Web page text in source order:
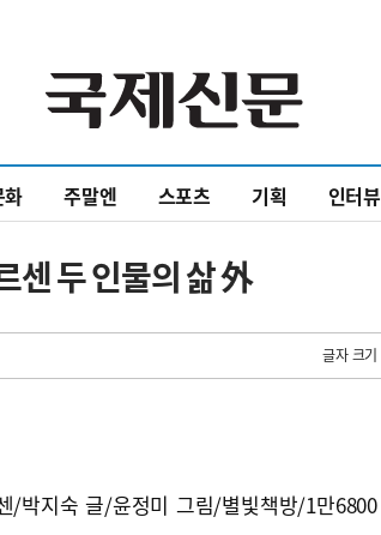
화 주말엔 스포츠 기획 인터뷰
센 두 인물의 삶 外
글자 크기
/박지숙 글/윤정미 그림/별빛책방/1만6800